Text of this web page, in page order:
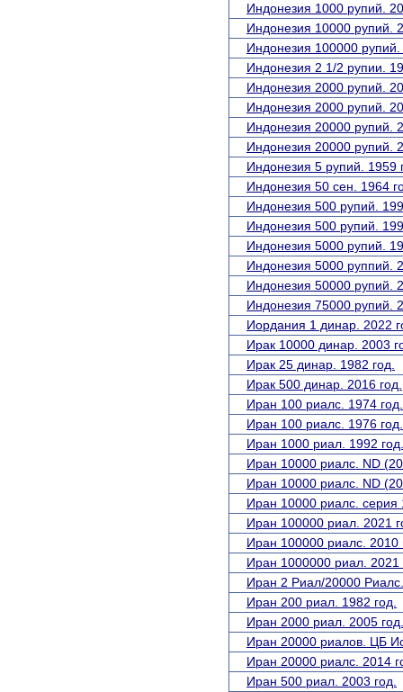
Индонезия 1000 рупий.
Индонезия 10000 рупий.
Индонезия 100000 рупий.
Индонезия 2 1/2 рупии.
Индонезия 2000 рупий.
Индонезия 2000 рупий.
Индонезия 20000 рупий.
Индонезия 20000 рупий.
Индонезия 5 рупий. 1959
Индонезия 50 сен. 1964
Индонезия 500 рупий.
Индонезия 500 рупий.
Индонезия 5000 рупий.
Индонезия 5000 руппий.
Индонезия 50000 рупий.
Индонезия 75000 рупий.
Иордания 1 динар. 2022
Ирак 10000 динар. 2003
Ирак 25 динар. 1982 год.
Ирак 500 динар. 2016 год.
Иран 100 риалс. 1974
Иран 100 риалс. 1976 год.
Иран 1000 риал. 1992 год.
Иран 10000 риалс. ND
Иран 10000 риалс. ND
Иран 10000 риалс. серия
Иран 100000 риал. 2021
Иран 100000 риалс. 2010
Иран 1000000 риал. 2021
Иран 2 Риал/20000
Иран 200 риал. 1982 год.
Иран 2000 риал. 2005 год.
Иран 20000 риалов. ЦБ
Иран 20000 риалс. 2014
Иран 500 риал. 2003 год.